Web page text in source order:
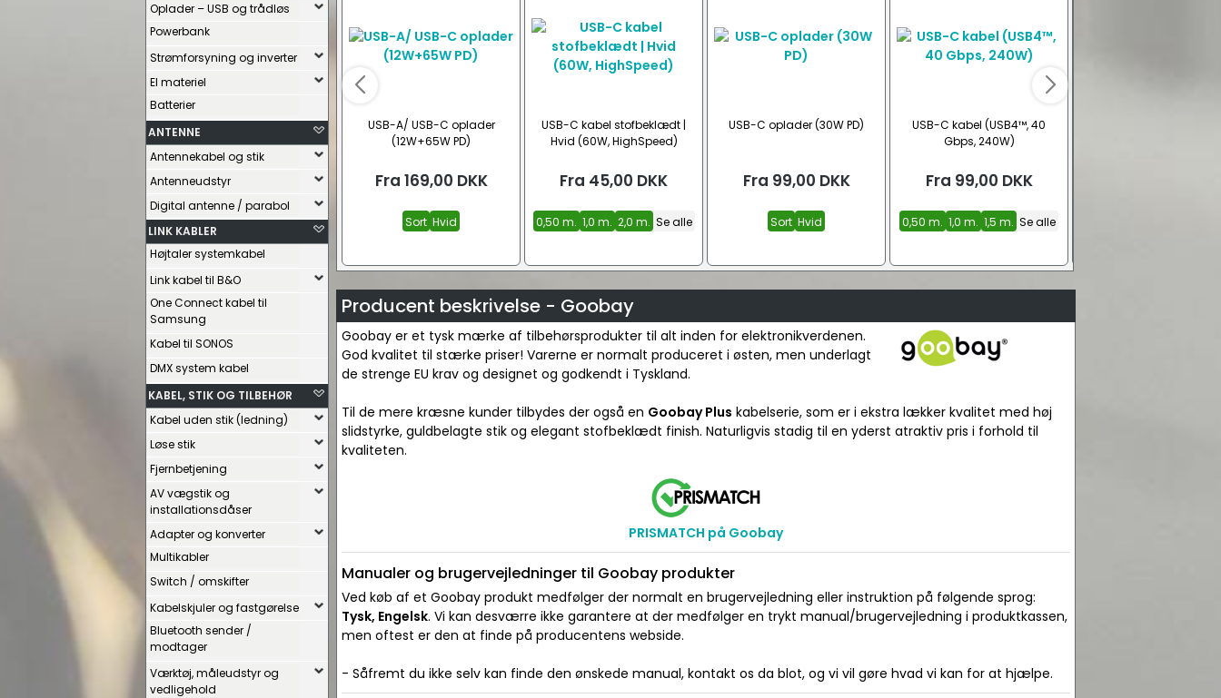
Oplader – USB og trådløs
Powerbank
Strømforsyning og inverter
El materiel
Batterier
ANTENNE
Antennekabel og stik
Antenneudstyr
Digital antenne / parabol
LINK KABLER
Højtaler systemkabel
Link kabel til B&O
One Connect kabel til
Samsung
Kabel til SONOS
DMX system kabel
KABEL, STIK OG TILBEHØR
Kabel uden stik (ledning)
Løse stik
Fjernbetjening
AV vægstik og
installationsdåser
Adapter og konverter
Multikabler
Switch / omskifter
Kabelskjuler og fastgørelse
Bluetooth sender /
modtager
Værktøj, måleudstyr og
vedligehold
USB-A/ USB-C oplader
(12W+65W PD)
Fra 169,00 DKK
Sort Hvid
USB-C kabel stofbeklædt |
Hvid (60W, HighSpeed)
Fra 45,00 DKK
0,50 m. 1,0 m. 2,0 m. Se alle
USB-C oplader (30W PD)
Fra 99,00 DKK
Sort Hvid
USB-C kabel (USB4™, 40
Gbps, 240W)
Fra 99,00 DKK
0,50 m. 1,0 m. 1,5 m. Se alle
Producent beskrivelse - Goobay
Goobay er et tysk mærke af tilbehørsprodukter til alt inden for elektronikverdenen.
God kvalitet til stærke priser! Varerne er normalt produceret i østen, men underlagt
de strenge EU krav og designet og godkendt i Tyskland.
Til de mere kræsne kunder tilbydes der også en Goobay Plus kabelserie, som er i ekstra lækker kvalitet med høj
slidstyrke, guldbelagte stik og elegant stofbeklædt finish. Naturligvis stadig til en yderst atraktiv pris i forhold til
kvaliteten.
PRISMATCH på Goobay
Manualer og brugervejledninger til Goobay produkter
Ved køb af et Goobay produkt medfølger der normalt en brugervejledning eller instruktion på følgende sprog:
Tysk, Engelsk. Vi kan desværre ikke garantere at der medfølger en trykt manual/brugervejledning i produktkassen,
men oftest er den at finde på producentens webside.
- Såfremt du ikke selv kan finde den ønskede manual, kontakt os da blot, og vi vil gøre hvad vi kan for at hjælpe.